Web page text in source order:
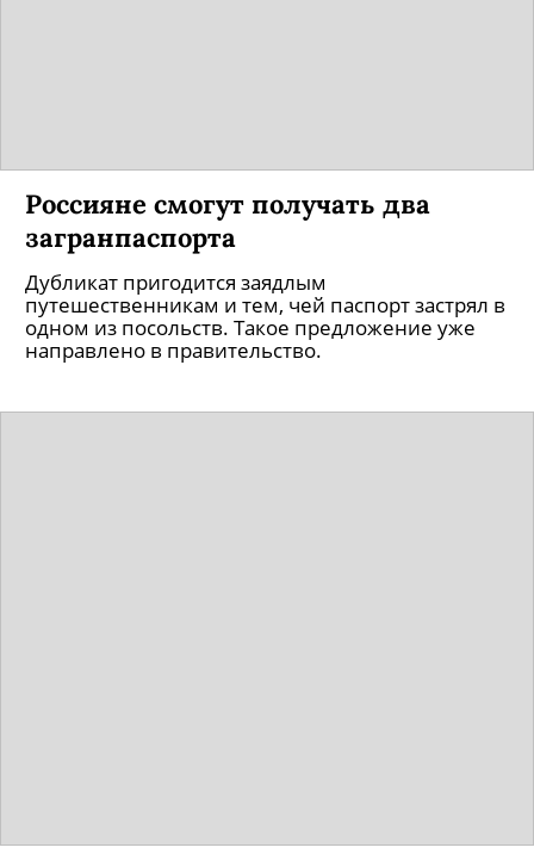
Россияне смогут получать два
загранпаспорта
Дубликат пригодится заядлым
путешественникам и тем, чей паспорт застрял в
одном из посольств. Такое предложение уже
направлено в правительство.